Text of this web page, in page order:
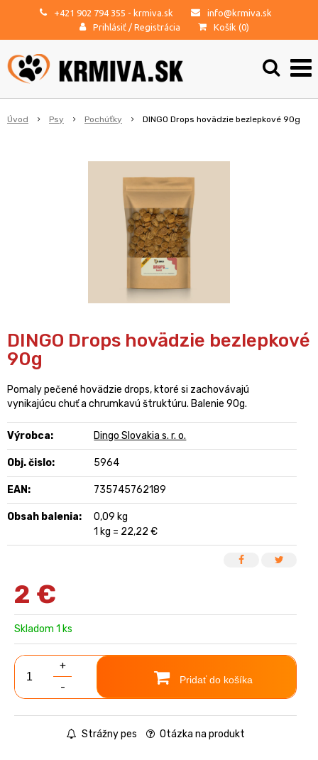
+421 902 794 355 - krmiva.sk
info@krmiva.sk
Prihlásiť / Registrácia Košík (0)
Úvod Psy Pochúťky DINGO Drops hovädzie bezlepkové 90g
DINGO Drops hovädzie bezlepkové
90g
Pomaly pečené hovädzie drops, ktoré si zachovávajú
vynikajúcu chuť a chrumkavú štruktúru. Balenie 90g.
Výrobca: Dingo Slovakia s. r. o.
Obj. čislo: 5964
EAN: 735745762189
Obsah balenia:
0,09 kg
1 kg = 22,22 €
2 €
Skladom 1 ks
+
-
Pridať do košíka
Strážny pes Otázka na produkt